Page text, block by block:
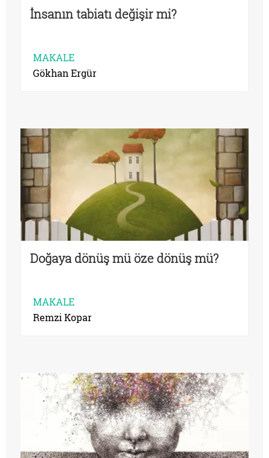
İnsanın tabiatı değişir mi?
MAKALE
Gökhan Ergür
Doğaya dönüş mü öze dönüş mü?
MAKALE
Remzi Kopar